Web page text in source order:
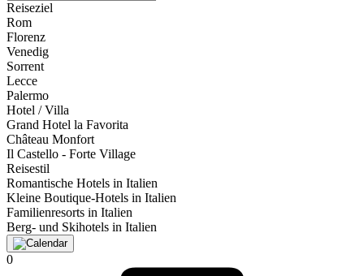
Reiseziel
Rom
Florenz
Venedig
Sorrent
Lecce
Palermo
Hotel / Villa
Grand Hotel la Favorita
Château Monfort
Il Castello - Forte Village
Reisestil
Romantische Hotels in Italien
Kleine Boutique-Hotels in Italien
Familienresorts in Italien
Berg- und Skihotels in Italien
0